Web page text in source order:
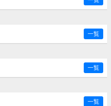
一覧
一覧
一覧